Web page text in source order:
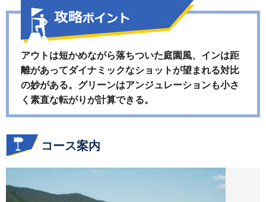
アウトは短かめながら落ちついた庭園風、インは距
離があってダイナミックなショットが望まれる対比
の妙がある。グリーンはアンジュレーションも小さ
く素直な転がりが計算できる。
コース案内